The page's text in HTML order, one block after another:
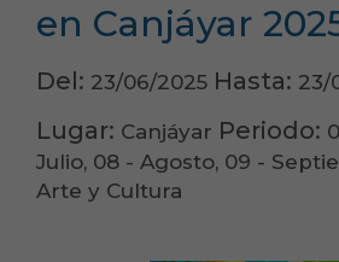
en Canjáyar
Del: 23/06/2025 Hasta: 23/
Lugar: Canjáyar Periodo:
Julio, 08 - Agosto, 09 -
Arte y Cultura